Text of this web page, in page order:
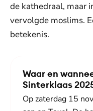
de kathedraal, maar
vervolgde moslims.
betekenis.
Waar en
Sinterklaas
Op zaterdag 15